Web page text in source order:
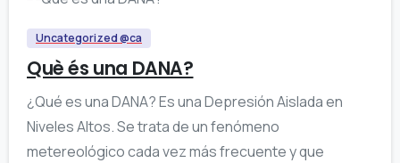
Uncategorized @ca
Què és una DANA?
¿Qué es una DANA? Es una Depresión Aislada en
Niveles Altos. Se trata de un fenómeno
metereológico cada vez más frecuente y que